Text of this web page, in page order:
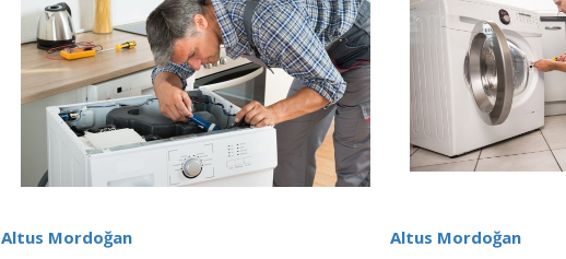
Altus Mordoğan
Altus Mordoğan